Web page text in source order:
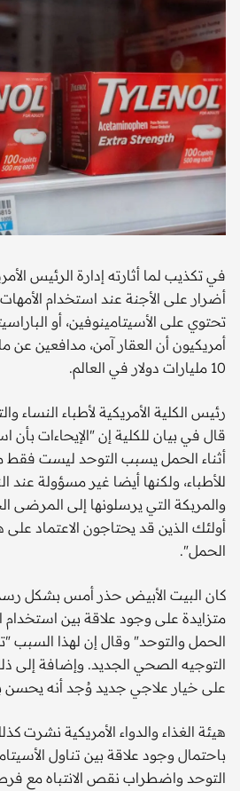
في تكذيب لما أثارته إدارة الرئيس
أضرار على الأجنة عند استخدام
تحتوي على الأسيتامينوفين، أو
أمريكيون أن العقار آمن، مدافعين عن
10 مليارات دولار في العالم.
رئيس الكلية الأمريكية لأطباء النساء
قال في بيان للكلية إن "الإيحاءات بأن
أثناء الحمل يسبب التوحد ليست فقط
للأطباء، ولكنها أيضا غير مسؤولة عند
والمربكة التي يرسلونها إلى المرضى
أولئك الذين قد يحتاجون الاعتماد على
الحمل".
كان البيت الأبيض حذر أمس بشكل
متزايدة على وجود علاقة بين استخدام
الحمل والتوحد" وقال إن لهذا السبب
التوجيه الصحي الجديد. وإضافة إلى
على خيار علاجي جديد وُجد أنه
هيئة الغذاء والدواء الأمريكية نشرت
باحتمال وجود علاقة بين تناول
التوحد واضطراب نقص الانتباه مع